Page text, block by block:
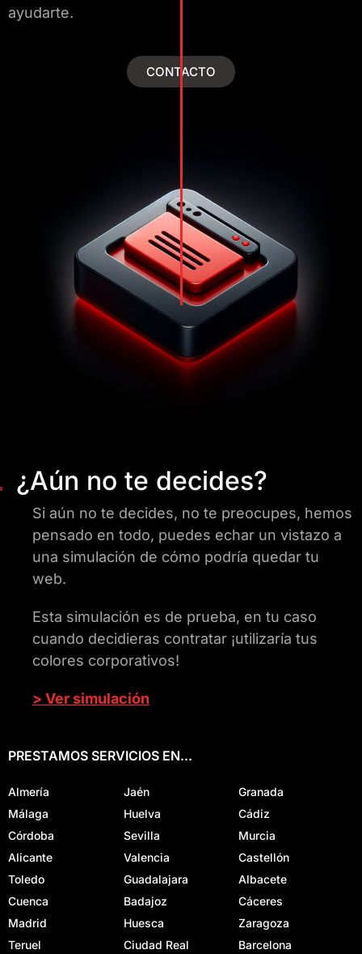
ayudarte.
CONTACTO
¿Aún no te decides?
Si aún no te decides, no te preocupes, hemos
pensado en todo, puedes echar un vistazo a
una simulación de cómo podría quedar tu
web.
Esta simulación es de prueba, en tu caso
cuando decidieras contratar ¡utilizaría tus
colores corporativos!
> Ver simulación
PRESTAMOS SERVICIOS EN...
Almería Jaén
Granada
Málaga
Huelva
Cádiz
Córdoba
Sevilla
Murcia
Alicante
Valencia
Castellón
Toledo
Guadalajara
Albacete
Cuenca
Badajoz
Cáceres
Madrid
Huesca
Zaragoza
Teruel
Ciudad Real
Barcelona